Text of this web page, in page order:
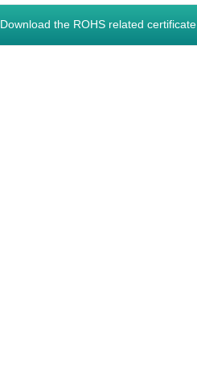
Download the ROHS related certificate